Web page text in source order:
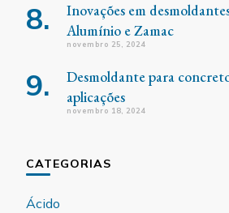
Inovações em
Alumínio e Zamac
novembro 25, 2024
Desmoldante para
aplicações
novembro 18, 2024
CATEGORIAS
Ácido